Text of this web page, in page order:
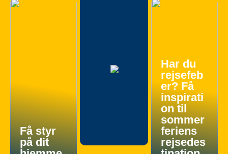
Få styr
på dit
Har du
rejsefeb
er? Få
inspirati
on til
sommer
feriens
rejsedes